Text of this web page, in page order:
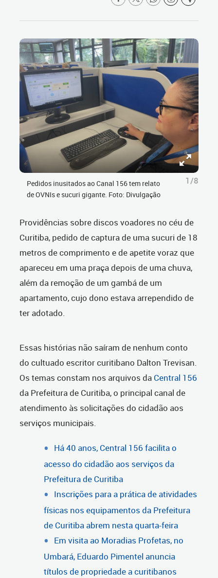
Pedidos inusitados ao Canal 156 tem relato
de OVNIs e sucuri gigante. Foto: Divulgação
1/8
Providências sobre discos voadores no céu de
Curitiba, pedido de captura de uma sucuri de 18
metros de comprimento e de apetite voraz que
apareceu em uma praça depois de uma chuva,
além da remoção de um gambá de um
apartamento, cujo dono estava arrependido de
ter adotado.
Essas histórias não saíram de nenhum conto
do cultuado escritor curitibano Dalton Trevisan.
Os temas constam nos arquivos da Central 156
da Prefeitura de Curitiba, o principal canal de
atendimento às solicitações do cidadão aos
serviços municipais.
Há 40 anos, Central 156 facilita o
acesso do cidadão aos serviços da
Prefeitura de Curitiba
Inscrições para a prática de atividades
físicas nos equipamentos da Prefeitura
de Curitiba abrem nesta quarta-feira
Em visita ao Moradias Profetas, no
Umbará, Eduardo Pimentel anuncia
títulos de propriedade a curitibanos